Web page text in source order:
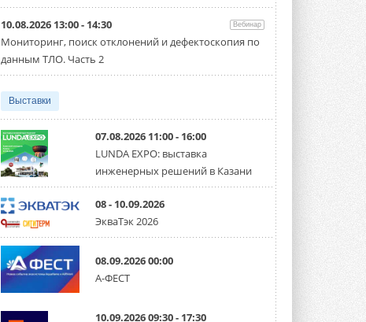
«СиСофт Девелопмент» подвел
итоги конкурса студенческих
проектов «ТИМ-лидеры 2026»
«Русклимат» укрепляет
партнёрство за Уралом
Президент Омского землячества в
Москве Михаил Тимошенко посетил
Омск с трёхдневным рабочим визитом ...
31 ИЮЛЯ 2026
Carrier модернизирует
флагманский чиллер AquaEdge
19XR
Чиллер получил новую версию,
работающую на хладагенте R1234ze ...
31 ИЮЛЯ 2026
Mitsubishi расширяет
10.08.2026 13:00 - 14:30 Вебинар
Мониторинг, поиск отклонений и дефектоскопия по
данным ТЛО. Часть 2
Выставки
07.08.2026 11:00 - 16:00
LUNDA EXPO: выставка
инженерных решений в Казани
08 - 10.09.2026
ЭкваТэк 2026
08.09.2026 00:00
А-ФЕСТ
10.09.2026 09:30 - 17:30